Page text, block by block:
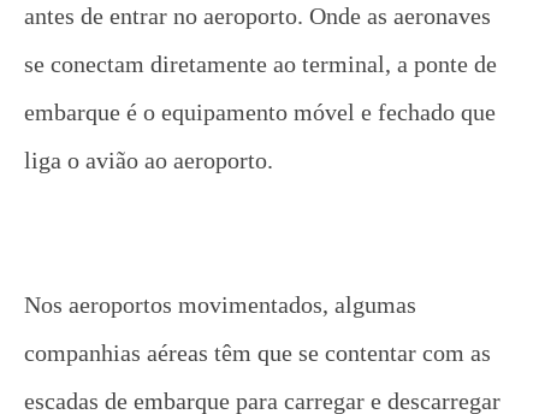
antes de entrar no aeroporto. Onde as aeronaves
se conectam diretamente ao terminal, a ponte de
embarque é o equipamento móvel e fechado que
liga o avião ao aeroporto.
Nos aeroportos movimentados, algumas
companhias aéreas têm que se contentar com as
escadas de embarque para carregar e descarregar